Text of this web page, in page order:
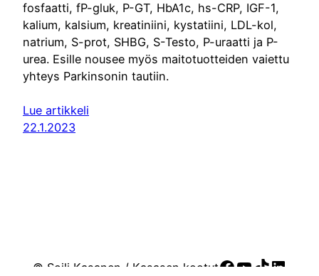
fosfaatti, fP-gluk, P-GT, HbA1c, hs-CRP, IGF-1,
kalium, kalsium, kreatiniini, kystatiini, LDL-kol,
natrium, S-prot, SHBG, S-Testo, P-uraatti ja P-
urea. Esille nousee myös maitotuotteiden vaiettu
yhteys Parkinsonin tautiin.
Lue artikkeli
22.1.2023
© Soili Kasanen / Kasasen kootutFacebook
YouTube
TikTok